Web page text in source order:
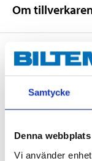
Samtycke
Denna
Vi använder
Om
Köp & Hämta i ditt